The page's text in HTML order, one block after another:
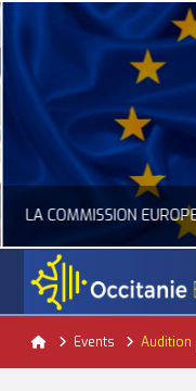
ACTUALITÉ DE L'UNION EUROPÉENNE,
HomeEvents Audition